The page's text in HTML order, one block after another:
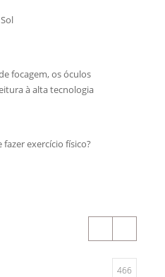
focagem, os óculos
à alta tecnologia
fazer exercício físico?
466